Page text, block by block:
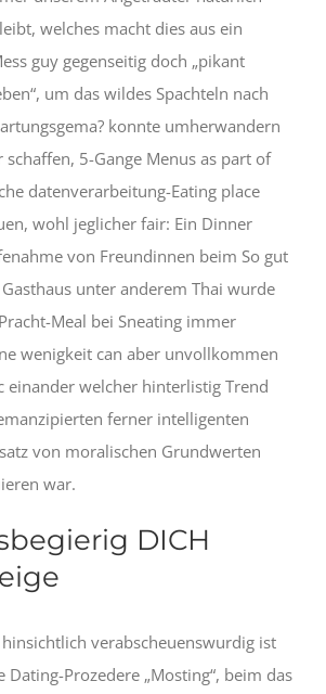
welches macht dies aus ein
guy gegenseitig doch „pikant
um das wildes Spachteln nach
konnte umherwandern
schaffen, 5-Gange Menus as part of
datenverarbeitung-Eating place
wohl jeglicher fair: Ein Dinner
von Freundinnen beim So gut
unter anderem Thai wurde
Meal bei Sneating immer
wenigkeit can aber unvollkommen
einander welcher hinterlistig Trend
ferner intelligenten
von moralischen Grundwerten
war.
DICH
verabscheuenswurdig ist
Dating-Prozedere „Mosting“, beim das